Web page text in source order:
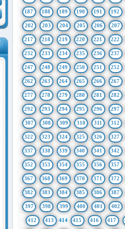
187 188 189 190 191 192
202 203 204 205 206 207
217 218 219 220 221 222
232 233 234 235 236 237
247 248 249 250 251 252
262 263 264 265 266 267
277 278 279 280 281 282
292 293 294 295 296 297
307 308 309 310 311 312
322 323 324 325 326 327
337 338 339 340 341 342
352 353 354 355 356 357
367 368 369 370 371 372
382 383 384 385 386 387
397 398 399 400 401 402
412 413 414 415 416 417